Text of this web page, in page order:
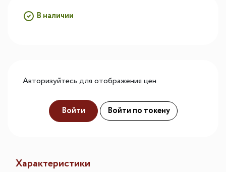
В наличии
Авторизуйтесь для отображения цен
Войти Войти по токену
Характеристики